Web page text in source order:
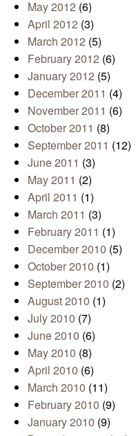
May 2012 (6)
April 2012 (3)
March 2012 (5)
February 2012 (6)
January 2012 (5)
December 2011 (4)
November 2011 (6)
October 2011 (8)
September 2011 (12)
June 2011 (3)
May 2011 (2)
April 2011 (1)
March 2011 (3)
February 2011 (1)
December 2010 (5)
October 2010 (1)
September 2010 (2)
August 2010 (1)
July 2010 (7)
June 2010 (6)
May 2010 (8)
April 2010 (6)
March 2010 (11)
February 2010 (9)
January 2010 (9)